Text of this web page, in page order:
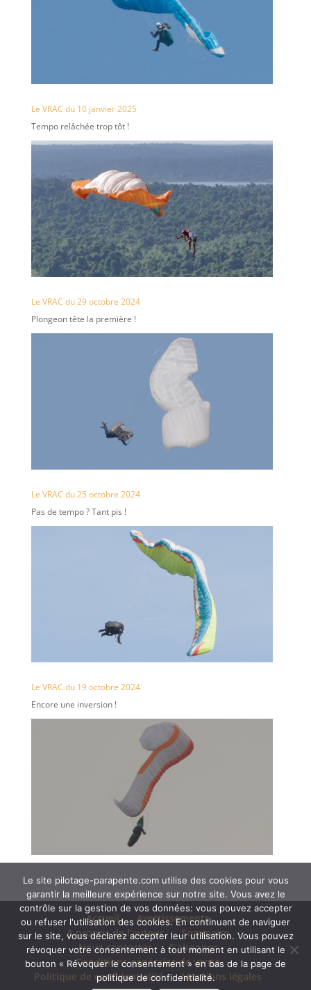
Le VRAC du 10 janvier 2025
Tempo relâchée trop tôt !
Le VRAC du 29 octobre 2024
Plongeon tête la première !
Le VRAC du 25 octobre 2024
Pas de tempo ? Tant pis !
Le VRAC du 19 octobre 2024
Encore une inversion !
Accueil
Avertissements
A propos de l’auteur
Sommaire
Nous contacter
S’abonner
Conditions générales de vente
Politique de confidentialité
Mentions légales
Le site pilotage-parapente.com utilise des cookies pour vous
garantir la meilleure expérience sur notre site. Vous avez le
contrôle sur la gestion de vos données: vous pouvez accepter
ou refuser l'utilisation des cookies. En continuant de naviguer
sur le site, vous déclarez accepter leur utilisation. Vous pouvez
révoquer votre consentement à tout moment en utilisant le
bouton « Révoquer le consentement » en bas de la page de
politique de confidentialité.